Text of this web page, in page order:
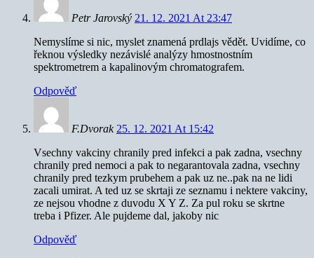
Petr Jarovský 21. 12. 2021 At 23:47
Nemyslíme si nic, myslet znamená prdlajs vědět. Uvidíme, co
řeknou výsledky nezávislé analýzy hmostnostním
spektrometrem a kapalinovým chromatografem.
Odpověď
F.Dvorak 25. 12. 2021 At 15:42
Vsechny vakciny chranily pred infekci a pak zadna, vsechny
chranily pred nemoci a pak to negarantovala zadna, vsechny
chranily pred tezkym prubehem a pak uz ne..pak na ne lidi
zacali umirat. A ted uz se skrtaji ze seznamu i nektere vakciny,
ze nejsou vhodne z duvodu X Y Z. Za pul roku se skrtne
treba i Pfizer. Ale pujdeme dal, jakoby nic
Odpověď